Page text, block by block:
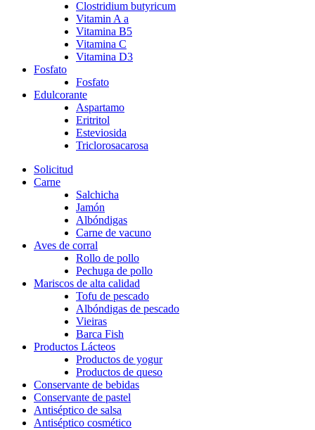
Clostridium butyricum
Vitamin A a
Vitamina B5
Vitamina C
Vitamina D3
Fosfato
Fosfato
Edulcorante
Aspartamo
Eritritol
Esteviosida
Triclorosacarosa
Solicitud
Carne
Salchicha
Jamón
Albóndigas
Carne de vacuno
Aves de corral
Rollo de pollo
Pechuga de pollo
Mariscos de alta calidad
Tofu de pescado
Albóndigas de pescado
Vieiras
Barca Fish
Productos Lácteos
Productos de yogur
Productos de queso
Conservante de bebidas
Conservante de pastel
Antiséptico de salsa
Antiséptico cosmético